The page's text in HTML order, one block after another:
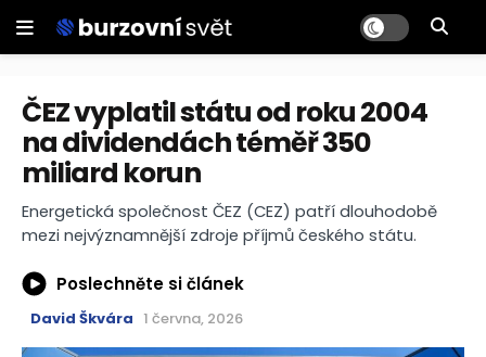
ČEZ vyplatil státu od roku 2004
na dividendách téměř 350
miliard korun
Energetická společnost ČEZ (CEZ) patří dlouhodobě
mezi nejvýznamnější zdroje příjmů českého státu.
Poslechněte si článek
David Škvára 1 června, 2026